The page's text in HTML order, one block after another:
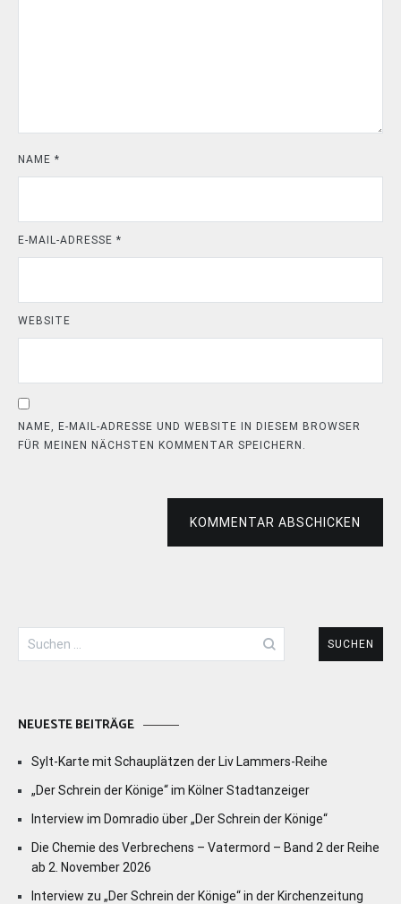
NAME *
E-MAIL-ADRESSE *
WEBSITE
NAME, E-MAIL-ADRESSE UND WEBSITE IN DIESEM BROWSER
FÜR MEINEN NÄCHSTEN KOMMENTAR SPEICHERN.
KOMMENTAR ABSCHICKEN
Suchen
nach:
NEUESTE BEITRÄGE
Sylt-Karte mit Schauplätzen der Liv Lammers-Reihe
„Der Schrein der Könige“ im Kölner Stadtanzeiger
Interview im Domradio über „Der Schrein der Könige“
Die Chemie des Verbrechens – Vatermord – Band 2 der Reihe
ab 2. November 2026
Interview zu „Der Schrein der Könige“ in der Kirchenzeitung